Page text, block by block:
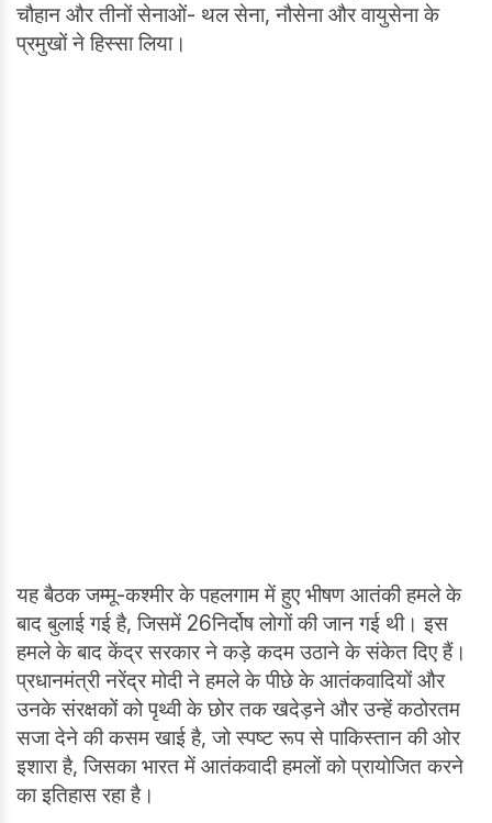
चौहान और तीनों सेनाओं- थल सेना, नौसेना और वायुसेना के
प्रमुखों ने हिस्सा लिया।
यह बैठक जम्मू-कश्मीर के पहलगाम में हुए भीषण आतंकी हमले के
बाद बुलाई गई है, जिसमें 26निर्दोष लोगों की जान गई थी। इस
हमले के बाद केंद्र सरकार ने कड़े कदम उठाने के संकेत दिए हैं।
प्रधानमंत्री नरेंद्र मोदी ने हमले के पीछे के आतंकवादियों और
उनके संरक्षकों को पृथ्वी के छोर तक खदेड़ने और उन्हें कठोरतम
सजा देने की कसम खाई है, जो स्पष्ट रूप से पाकिस्तान की ओर
इशारा है, जिसका भारत में आतंकवादी हमलों को प्रायोजित करने
का इतिहास रहा है।